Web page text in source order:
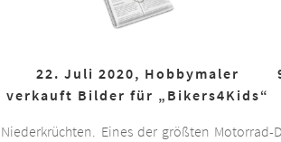
22. Juli 2020, Hobbymaler
verkauft Bilder für „Bikers4Kids“
Niederkrüchten. Eines der größten Motorrad-